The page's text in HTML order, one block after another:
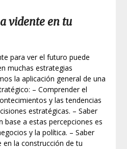
vidente en tu
para ver el futuro puede
muchas estrategias
la aplicación general de una
– Comprender el
y las tendencias
estratégicas. – Saber
base a estas percepciones es
y la política. – Saber
la construcción de tu